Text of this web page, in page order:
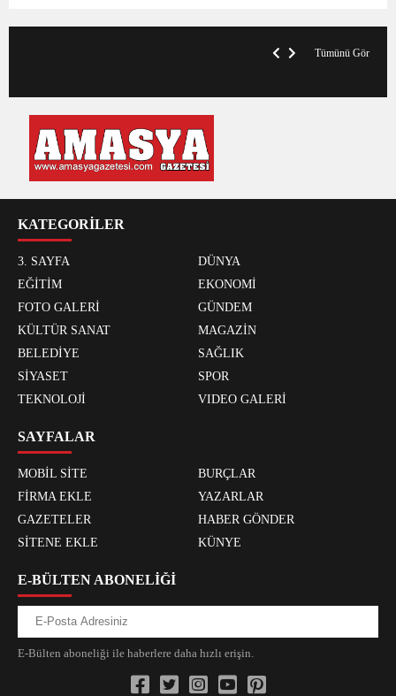
Tümünü Gör
KATEGORİLER
3. SAYFA
DÜNYA
EĞİTİM
EKONOMİ
FOTO GALERİ
GÜNDEM
KÜLTÜR SANAT
MAGAZİN
BELEDİYE
SAĞLIK
SİYASET
SPOR
TEKNOLOJİ
VIDEO GALERİ
SAYFALAR
MOBİL SİTE
BURÇLAR
FİRMA EKLE
YAZARLAR
GAZETELER
HABER GÖNDER
SİTENE EKLE
KÜNYE
E-BÜLTEN ABONELİĞİ
E-Bülten aboneliği ile haberlere daha hızlı erişin.